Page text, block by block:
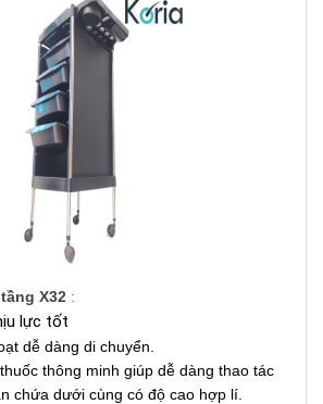
X32 :
lực tốt
dễ dàng di chuyển.
thông minh giúp dễ dàng thao tác
chứa dưới cùng có độ cao hợp lí.